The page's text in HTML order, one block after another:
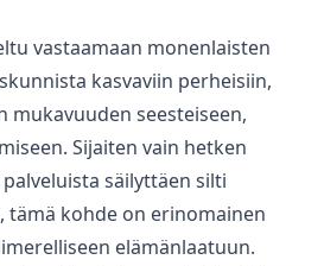
vastaamaan monenlaisten
‌kasvaviin ‌perheisiin,
mukavuuden seesteiseen,
‌Sijaiten vain hetken
‌säilyttäen silti
tämä ‌kohde ‌on ‌erinomainen
‌elämänlaatuun.